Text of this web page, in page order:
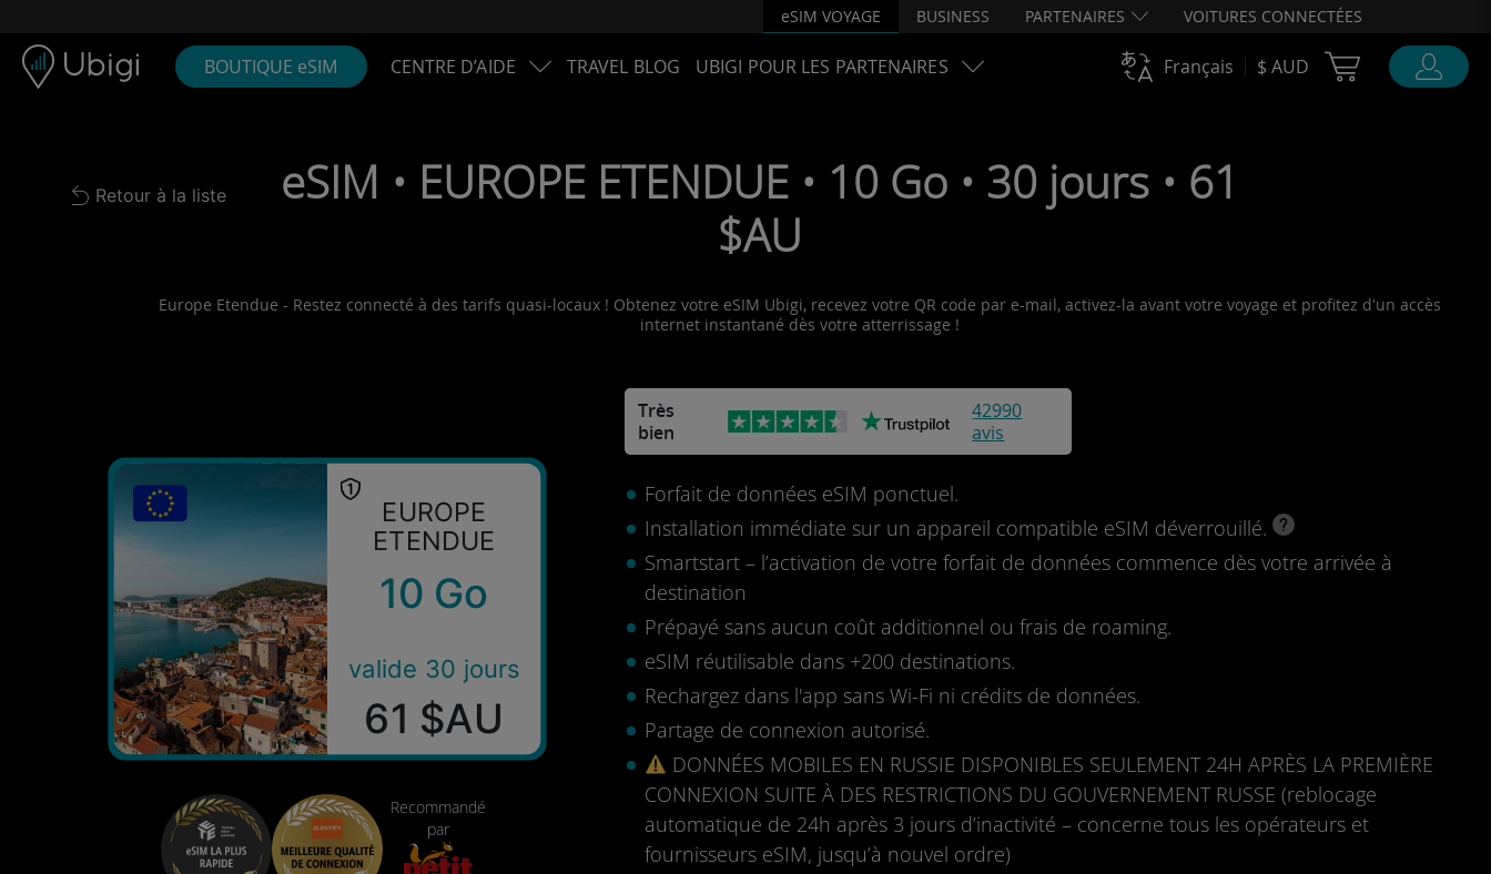
eSIM VOYAGE BUSINESS PARTENAIRES VOITURES CONNECTÉES
BOUTIQUE eSIM CENTRE D’AIDE TRAVEL BLOG UBIGI POUR LES PARTENAIRES Français $ AUD Cart Ubigi
Back to list
Retour à la liste
eSIM • EUROPE ETENDUE • 10 Go • 30 jours • 61
$AU
Europe Etendue - Restez connecté à des tarifs quasi-locaux ! Obtenez votre eSIM Ubigi, recevez votre QR code par e-mail, activez-la avant votre voyage et profitez d'un accès
internet instantané dès votre atterrissage !
EUROPE
ETENDUE
10 Go
valide 30 jours
61 $AU
Recommandé
par
Très
bien
42990
avis
Forfait de données eSIM ponctuel.
Installation immédiate sur un appareil compatible eSIM déverrouillé.
Smartstart – l’activation de votre forfait de données commence dès votre arrivée à
destination
Prépayé sans aucun coût additionnel ou frais de roaming.
eSIM réutilisable dans +200 destinations.
Rechargez dans l'app sans Wi-Fi ni crédits de données.
Partage de connexion autorisé.
DONNÉES MOBILES EN RUSSIE DISPONIBLES SEULEMENT 24H APRÈS LA PREMIÈRE
CONNEXION SUITE À DES RESTRICTIONS DU GOUVERNEMENT RUSSE (reblocage
automatique de 24h après 3 jours d’inactivité – concerne tous les opérateurs et
fournisseurs eSIM, jusqu’à nouvel ordre)